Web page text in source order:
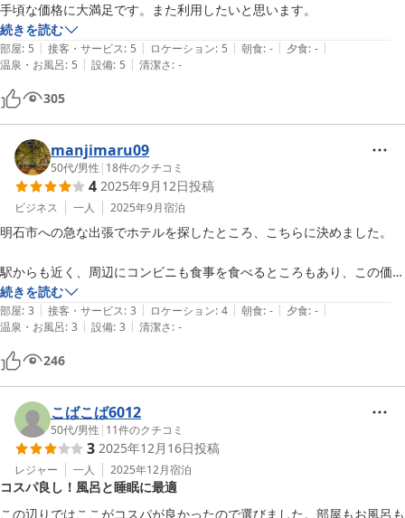
手頃な価格に大満足です。また利用したいと思います。
続きを読む
部屋: 5 | 接客・サービス: 5 | ロケーション: 5 | 朝食: - | 夕食: - |
温泉・お風呂: 5 | 設備: 5 | 清潔さ: -
305
manjimaru09
50代/男性 | 18件のクチコミ
4 2025年9月12日投稿
ビジネス 一人 2025年9月宿泊
明石市への急な出張でホテルを探したところ、こちらに決めました。
駅からも近く、周辺にコンビニも食事を食べるところもあり、この価格
で大変良かったです。
また利用させていただきます。
続きを読む
部屋: 3 | 接客・サービス: 3 | ロケーション: 4 | 朝食: - | 夕食: - |
温泉・お風呂: 3 | 設備: 3 | 清潔さ: -
246
こばこば6012
50代/男性 | 11件のクチコミ
3 2025年12月16日投稿
レジャー 一人 2025年12月宿泊
コスパ良し！風呂と睡眠に最適
この辺りではここがコスパが良かったので選びました。部屋もお風呂も